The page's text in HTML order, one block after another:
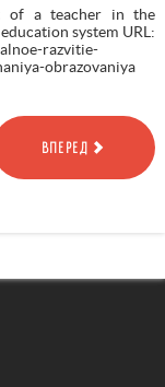
of a teacher in the
system URL:
razvitie-
obrazovaniya
ВПЕРЕД